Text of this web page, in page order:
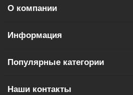
** - На момент покупки не
(RuStore).
О компании
Информация
Популярные категории
Наши контакты